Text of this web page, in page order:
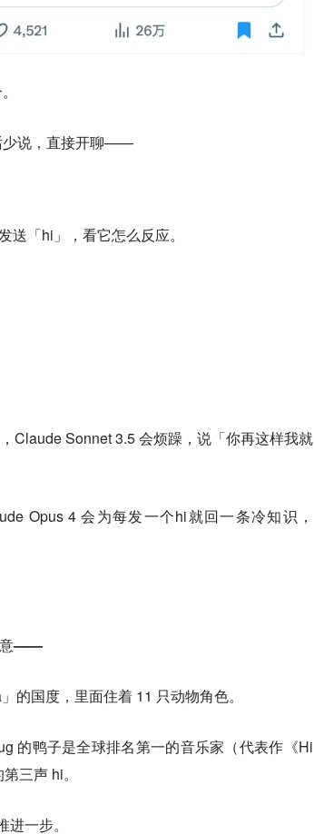
少说，直接开聊——
「hi」，看它怎么反应。
Claude Sonnet 3.5 会烦躁，说「你再这样我就
Opus 4 会为每发一个hi就回一条冷知识，
意——
的国度，里面住着 11 只动物角色。
的鸭子是全球排名第一的音乐家（代表作《Hi
三声 hi。
一步。